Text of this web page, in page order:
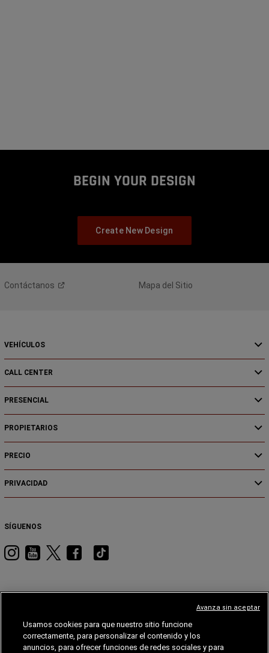
BEGIN YOUR DESIGN
Create New Design
Contáctanos Mapa del Sitio
VEHÍCULOS
CALL CENTER
PRESENCIAL
PROPIETARIOS
PRECIO
PRIVACIDAD
SÍGUENOS
Visita
Instagram
Visita
YouTube
Visita
Twitter
Visita
Facebook
Visita
Tiktok
DODGE STELLANTIS MOPAR®
Usamos cookies para que nuestro sitio funcione
correctamente, para personalizar el contenido y los
anuncios, para ofrecer funciones de redes sociales y para
Avanza sin aceptar